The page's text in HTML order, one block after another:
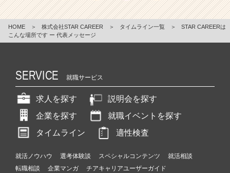
HOME ＞ 株式会社STAR CAREER ＞ タイムライン一覧 ＞
STAR CAREERは
こんな場所です ー 代表メッセージ
SERVICE 就職サービス
求人を探す
説明会を探す
企業を探す
就職イベントを探す
タイムライン
適性検査
就活ノウハウ 選考体験談 スペシャルコンテンツ
就活相談
転職相談
企業マンガ チアキャリアユーザーガイド